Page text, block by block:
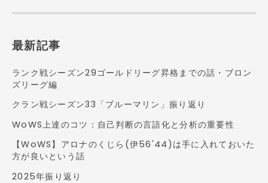
最新記事
ランク戦シーズン29ゴールドリーグ昇格までの話・ブロン
ズリーグ編
クラン戦シーズン33「ブルーマリン」振り返り
WoWS上達のコツ：自己判断の言語化と分析の重要性
【WoWS】アロナのくじら(伊56'44)は手に入れておいた
方が良いという話
2025年振り返り